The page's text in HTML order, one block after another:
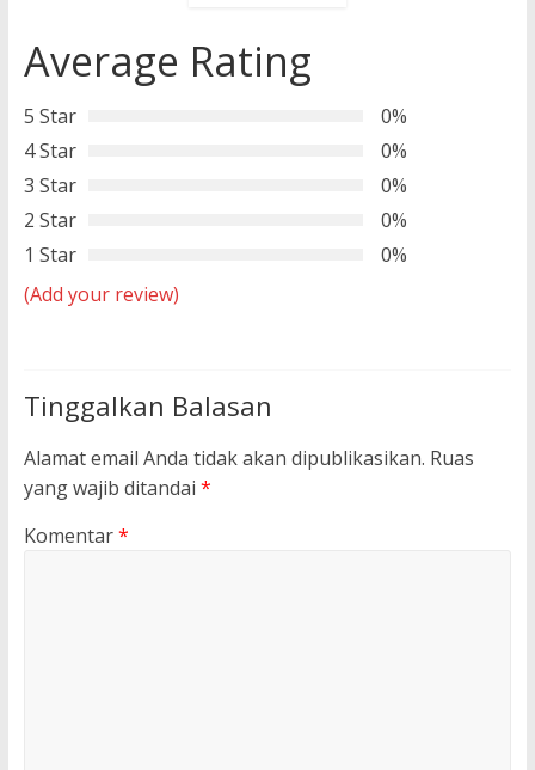
Average Rating
5 Star
0%
4 Star
0%
3 Star
0%
2 Star
0%
1 Star
0%
(Add your review)
Tinggalkan Balasan
Alamat email Anda tidak akan dipublikasikan. Ruas
yang wajib ditandai *
Komentar*